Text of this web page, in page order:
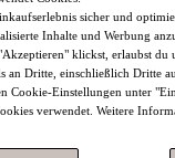
NYX
Augenstift
Professional
Versand
sicher und
Inhalte und Werbung
klickst, erlaubst du
an Dritte, einschließlich Dritte
Cookie-Einstellungen unter
verwendet. Weitere